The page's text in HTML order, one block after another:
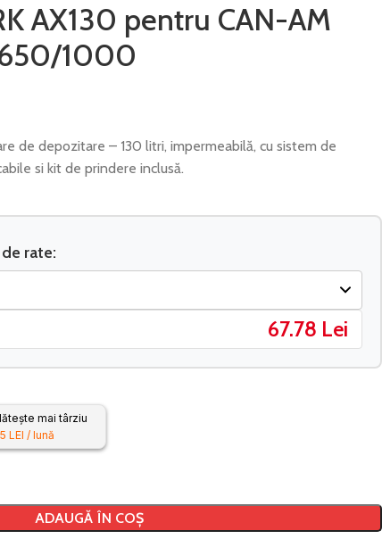
AX130 pentru CAN-AM
1000
de depozitare – 130 litri, impermeabilă, cu sistem de
si kit de prindere inclusă.
ADAUGĂ ÎN COȘ
rate:
67.78 Lei
mai târziu
LEI / lună